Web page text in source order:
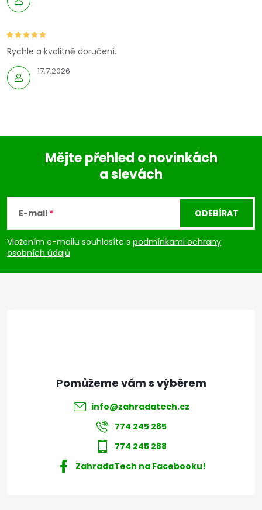
17.7.2026
Rychle a kvalitně doručení.
p
a
Mějte přehled o novinkách
a slevách
E-mail
Vložením e-mailu souhlasíte s podmínkami ochrany
osobních údajů
ODEBÍRAT
info@zahradatech.cz
774 245 285
774 245 288
ZahradaTech na Facebooku!